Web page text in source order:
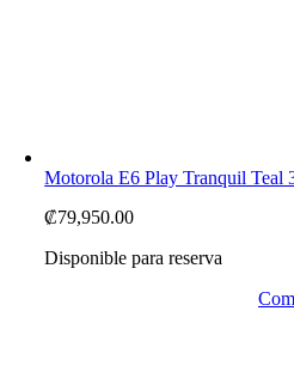
Motorola E6 Play Tranquil
₡79,950.00
Disponible para reserva